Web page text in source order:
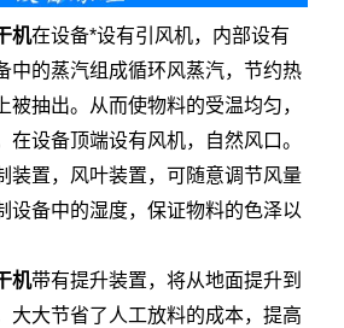
机在设备*设有引风机，内部设有
中的蒸汽组成循环风蒸汽，节约热
被抽出。从而使物料的受温均匀，
在设备顶端设有风机，自然风口。
装置，风叶装置，可随意调节风量
设备中的湿度，保证物料的色泽以
机带有提升装置，将从地面提升到
大大节省了人工放料的成本，提高